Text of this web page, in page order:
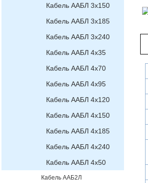
Кабель ААБЛ 3х150
Кабель ААБЛ 3х185
Кабель ААБЛ 3х240
Кабель ААБЛ 4х35
Кабель ААБЛ 4х70
Кабель ААБЛ 4х95
Кабель ААБЛ 4х120
Кабель ААБЛ 4х150
Кабель ААБЛ 4х185
Кабель ААБЛ 4х240
Кабель ААБЛ 4х50
Кабель ААБ2Л